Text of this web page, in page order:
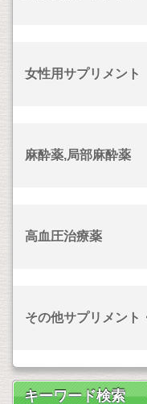
女性用サプリメント
麻酔薬,局部麻酔薬
高血圧治療薬
その他サプリメント
キーワード検索